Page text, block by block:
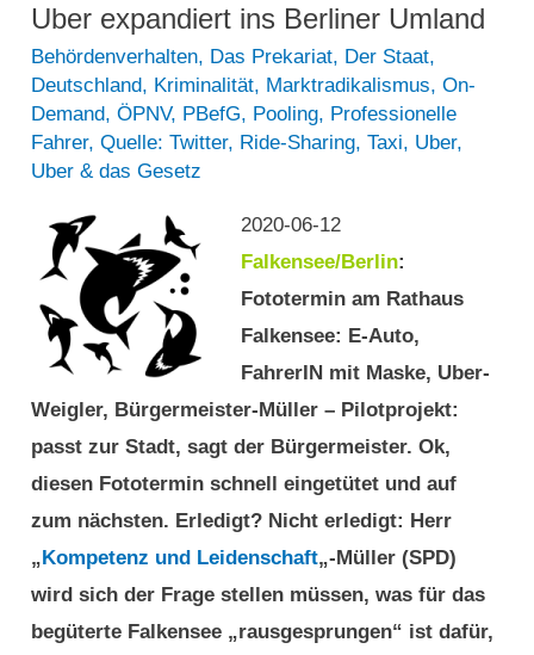
Uber expandiert ins Berliner Umland
Behördenverhalten, Das Prekariat, Der Staat,
Deutschland, Kriminalität, Marktradikalismus,On-
Demand,ÖPNV, PBefG, Pooling, Professionelle
Fahrer,Quelle: Twitter, Ride-Sharing,Taxi, Uber,
Uber & das Gesetz
2020-06-12
Falkensee/Berlin:
Fototermin am Rathaus
Falkensee: E-Auto,
FahrerIN mit Maske, Uber-
Weigler, Bürgermeister-Müller – Pilotprojekt:
passt zur Stadt, sagt der Bürgermeister. Ok,
diesen Fototermin schnell eingetütet und auf
zum nächsten. Erledigt? Nicht erledigt: Herr
„Kompetenz und Leidenschaft„-Müller (SPD)
wird sich der Frage stellen müssen, was für das
begüterte Falkensee „rausgesprungen“ ist dafür,